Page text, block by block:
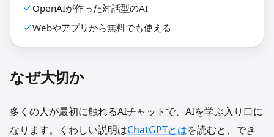
OpenAIが作った対話型のAI
Webやアプリから無料でも使える
なぜ大切か
多くの人が最初に触れるAIチャットで、AIを学ぶ入り口に
なります。くわしい説明はChatGPTとはを読むと、でき